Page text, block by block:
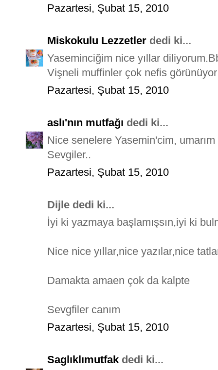
Pazartesi, Şubat 15, 2010
Miskokulu Lezzetler dedi ki...
Yaseminciğim nice yıllar
Vişneli muffinler çok nefis
Pazartesi, Şubat 15, 2010
aslı'nın mutfağı dedi ki...
Nice senelere Yasemin'cim,
Sevgiler..
Pazartesi, Şubat 15, 2010
Dijle dedi ki...
İyi ki yazmaya başlamışsın,iyi ki
Nice nice yıllar,nice yazılar,nice
Damakta amaen çok da kalpte
Sevgfiler canım
Pazartesi, Şubat 15, 2010
Saglıklımutfak dedi ki...